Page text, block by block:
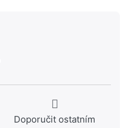
Doporučit ostatním